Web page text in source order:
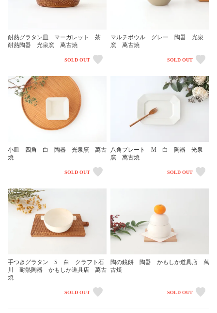
耐熱グラタン皿 マーガレット 茶
耐熱陶器 光泉窯 萬古焼
SOLD OUT
マルチボウル グレー 陶器 光泉
窯 萬古焼
SOLD OUT
小皿 四角 白 陶器 光泉窯 萬古
焼
SOLD OUT
八角プレート M 白 陶器 光泉
窯 萬古焼
SOLD OUT
手つきグラタン S 白 クラフト石
川 耐熱陶器 かもしか道具店 萬古
焼
SOLD OUT
陶の鏡餅 陶器 かもしか道具店 萬
古焼
SOLD OUT